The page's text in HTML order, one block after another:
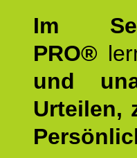
Im
PRO®
und
Urteilen,